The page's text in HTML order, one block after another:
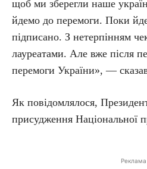
щоб ми зберегли наше
йдемо до перемоги. Поки
підписано. З нетерпінням
лауреатами. Але вже після
перемоги України», —
Як повідомлялося,
присудження Національної
Реклама